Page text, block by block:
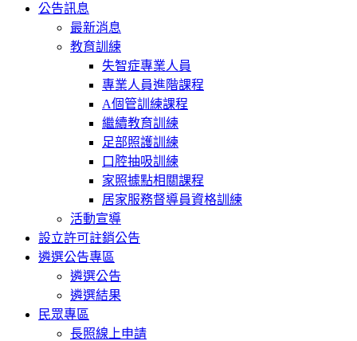
公告訊息
最新消息
教育訓練
失智症專業人員
專業人員進階課程
A個管訓練課程
繼續教育訓練
足部照護訓練
口腔抽吸訓練
家照據點相關課程
居家服務督導員資格訓練
活動宣導
設立許可註銷公告
遴選公告專區
遴選公告
遴選結果
民眾專區
長照線上申請